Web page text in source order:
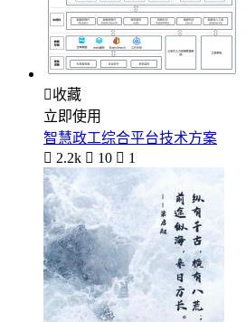
收藏
立即使用
智慧政工综合平台技术方案
 2.2k  10  1